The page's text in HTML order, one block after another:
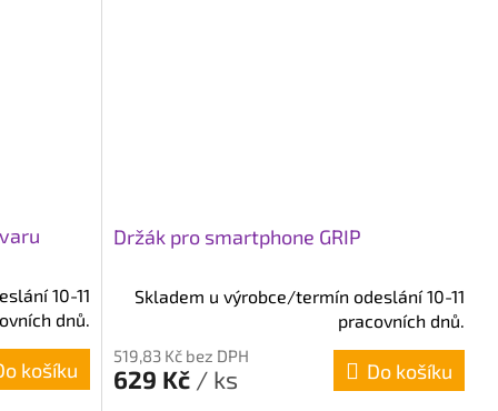
10-11
dnů.
košíku
Držák pro smartphone GRIP
Skladem u výrobce/termín odeslání 10-11
pracovních dnů.
519,83 Kč bez DPH
629 Kč / ks Do košíku